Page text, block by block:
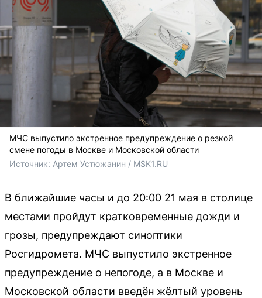
МЧС выпустило экстренное предупреждение о резкой
смене погоды в Москве и Московской области
Источник: Артем Устюжанин / MSK1.RU
В ближайшие часы и до 20:00 21 мая в столице
местами пройдут кратковременные дожди и
грозы, предупреждают синоптики
Росгидромета. МЧС выпустило экстренное
предупреждение о непогоде, а в Москве и
Московской области введён жёлтый уровень